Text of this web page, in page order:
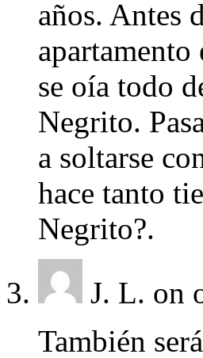
años. Antes
se oía todo
Negrito.
a soltarse
hace tanto
Negrito?.
J. L. on
También